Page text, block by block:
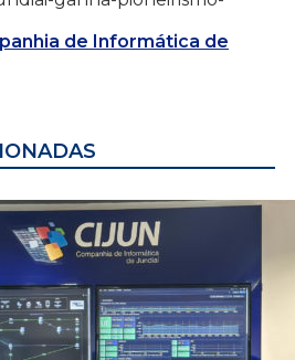
de Informática de